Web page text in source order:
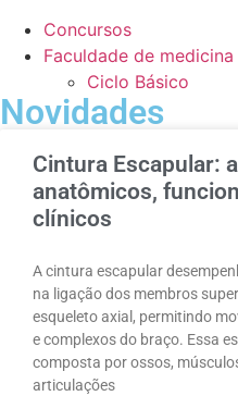
Concursos
Faculdade de medicina
Ciclo Básico
Novidades
Cintura Escapular:
anatômicos,
clínicos
A cintura escapular
na ligação dos membros
esqueleto axial, permitindo
e complexos do braço. Essa
composta por ossos,
articulações